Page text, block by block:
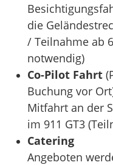
die
/ Teilnahme ab
notwendig)
Co-Pilot Fahrt
Buchung vor
Mitfahrt an der
im 911 GT3
Catering
Angeboten